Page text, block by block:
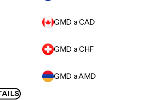
GMD a CAD
GMD a CHF
GMD a AMD